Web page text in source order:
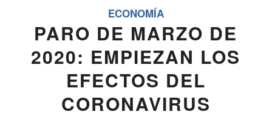
ECONOMÍA
PARO DE MARZO DE
2020: EMPIEZAN LOS
EFECTOS DEL
CORONAVIRUS